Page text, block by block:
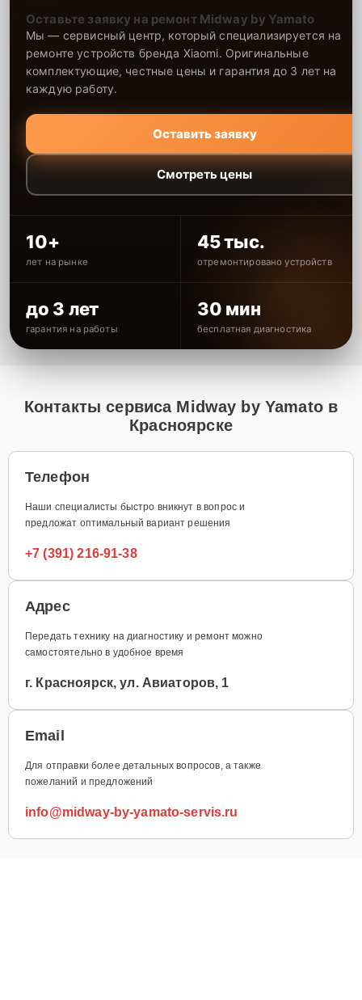
Оставьте заявку на ремонт Midway by Yamato
Мы — сервисный центр, который специализируется на
ремонте устройств бренда Xiaomi. Оригинальные
комплектующие, честные цены и гарантия до 3 лет на
каждую работу.
Оставить заявку
Смотреть цены
10+
лет на рынке
45 тыс.
отремонтировано устройств
до 3 лет
гарантия на работы
30 мин
бесплатная диагностика
Контакты сервиса Midway by Yamato в
Красноярске
Телефон
Наши специалисты быстро вникнут в вопрос и
предложат оптимальный вариант решения
+7 (391) 216-91-38
Адрес
Передать технику на диагностику и ремонт можно
самостоятельно в удобное время
г. Красноярск, ул. Авиаторов, 1
Email
Для отправки более детальных вопросов, а также
пожеланий и предложений
info@midway-by-yamato-servis.ru